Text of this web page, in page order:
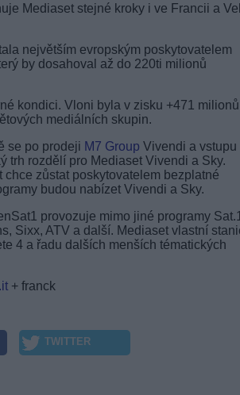
Mediaset stejné kroky i ve Francii a
největším evropským poskytovatelem
by dosahoval až do 220ti milionů
kondici. Vloni byla v zisku +471
mediálních skupin.
se po prodeji M7 Group Vivendi a vstupu
trh rozdělí pro Mediaset Vivendi a Sky.
chce zůstat poskytovatelem bezplatné
budou nabízet Vivendi a Sky.
provozuje mimo jiné programy
Sixx, ATV a další. Mediaset vlastní
4 a řadu dalších menších tématických
+ franck
TWITTER